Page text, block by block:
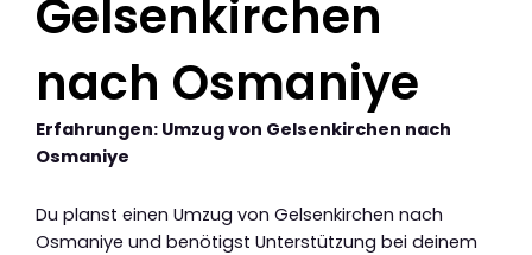
Gelsenkirchen
nach Osmaniye
Erfahrungen: Umzug von Gelsenkirchen nach
Osmaniye
Du planst einen Umzug von Gelsenkirchen nach
Osmaniye und benötigst Unterstützung bei deinem